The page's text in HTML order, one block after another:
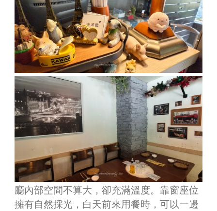
廳內部空間不算大，卻充滿溫度。靠窗座位
擁有自然採光，白天前來用餐時，可以一邊